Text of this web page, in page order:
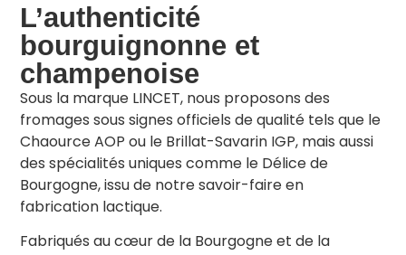
L’authenticité
bourguignonne et
champenoise
Sous la marque LINCET, nous proposons des
fromages sous signes officiels de qualité tels que le
Chaource AOP ou le Brillat-Savarin IGP, mais aussi
des spécialités uniques comme le Délice de
Bourgogne, issu de notre savoir-faire en
fabrication lactique.
Fabriqués au cœur de la Bourgogne et de la